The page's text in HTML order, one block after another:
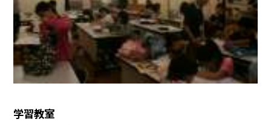
学習教室